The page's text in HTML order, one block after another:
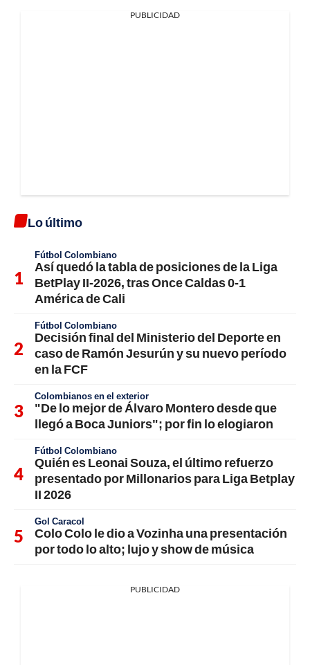
PUBLICIDAD
Lo último
Fútbol Colombiano
Así quedó la tabla de posiciones de la Liga
BetPlay II-2026, tras Once Caldas 0-1
América de Cali
Fútbol Colombiano
Decisión final del Ministerio del Deporte en
caso de Ramón Jesurún y su nuevo período
en la FCF
Colombianos en el exterior
"De lo mejor de Álvaro Montero desde que
llegó a Boca Juniors"; por fin lo elogiaron
Fútbol Colombiano
Quién es Leonai Souza, el último refuerzo
presentado por Millonarios para Liga Betplay
II 2026
Gol Caracol
Colo Colo le dio a Vozinha una presentación
por todo lo alto; lujo y show de música
PUBLICIDAD